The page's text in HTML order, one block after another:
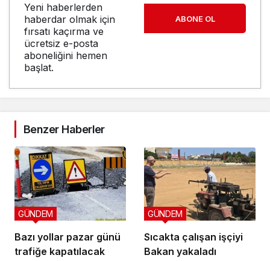
Yeni haberlerden
haberdar olmak için
fırsatı kaçırma ve
ücretsiz e-posta
aboneliğini hemen
başlat.
ABONE OL
Benzer Haberler
Bazı yollar pazar günü
trafiğe kapatılacak
GÜNDEM
Sıcakta çalışan işçiyi
Bakan yakaladı
GÜNDEM